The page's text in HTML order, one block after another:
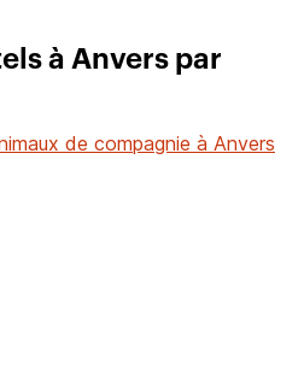
à Anvers par
de compagnie à Anvers